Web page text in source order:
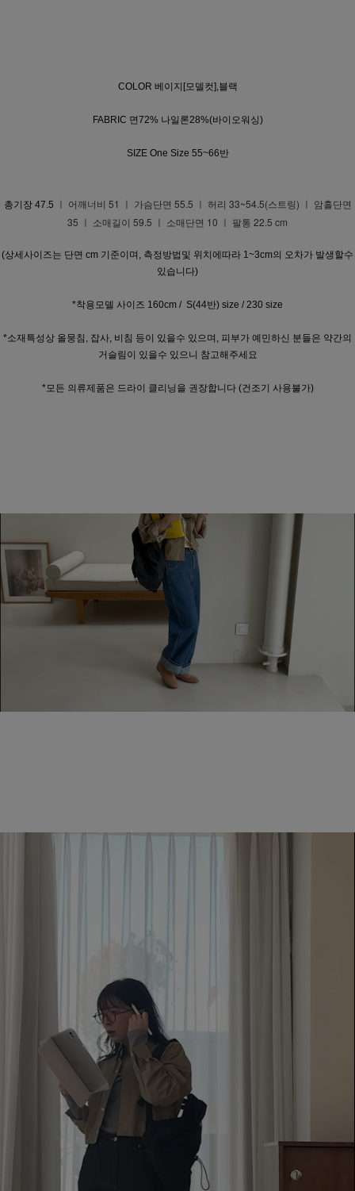
COLOR 베이지[모델컷],블랙
FABRIC 면72% 나일론28%(바이오워싱)
SIZE One Size 55~66반
총기장 47.5
ㅣ 어깨너비 51 ㅣ 가슴단면 55.5 ㅣ 허리 33~54.5(스트링) ㅣ 암홀단면
35 ㅣ 소매길이 59.5 ㅣ 소매단면 10 ㅣ 팔통 22.5 cm
(상세사이즈는 단면 cm 기준이며, 측정방법및 위치에따라 1~3cm의 오차가 발생할수
있습니다)
*착용모델 사이즈 160cm / S(44반) size / 230 size
*소재특성상 올뭉침, 잡사, 비침 등이 있을수 있으며, 피부가 예민하신 분들은 약간의
거슬림이 있을수 있으니 참고해주세요
*모든 의류제품은 드라이 클리닝을 권장합니다 (건조기 사용불가)